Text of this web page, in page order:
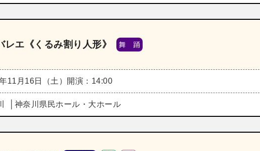
エ《くるみ割り人形》 舞 踊
11月16日（土） 開演：14:00
神奈川県民ホール・大ホール